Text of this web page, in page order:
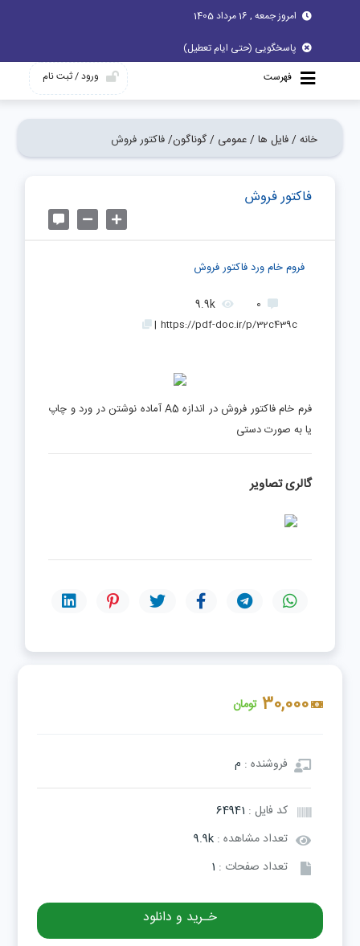
امروز جمعه , 16 مرداد 1405
پاسخگویی (حتی ایام تعطیل)
فهرست
ورود / ثبت نام
خانه / فایل ها / عمومی / گوناگون/ فاکتور فروش
30,000 تومان
فروشنده : م
کد فایل : 64941
تعداد مشاهده :9.9k
تعداد صفحات : 1
خـرید و دانلود
فاکتور فروش
فروم خام ورد فاکتور فروش
0
9.9k
https://pdf-doc.ir/p/32c439c
|
فرم خام فاکتور فروش در اندازه A5 آماده نوشتن در ورد و چاپ
یا به صورت دستی
گالری تصاویر